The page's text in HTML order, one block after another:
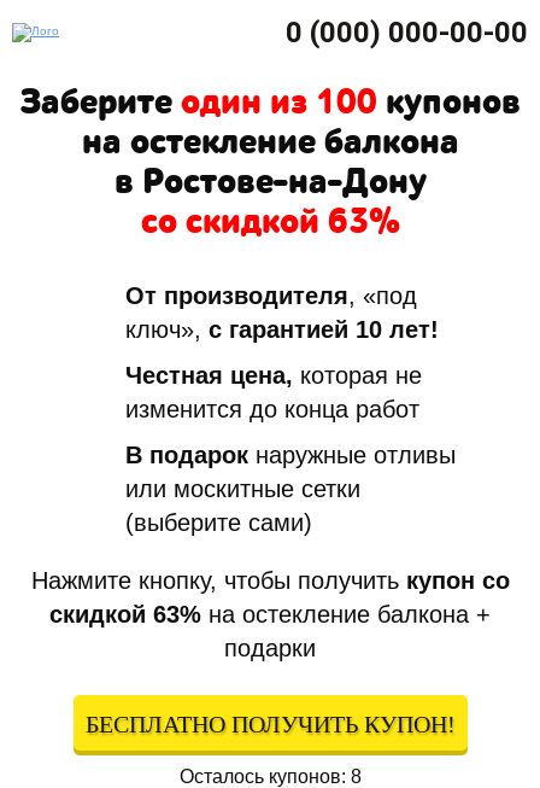
0 (000) 000-00-00
Заберитеодин из 100 купонов
на остекление балкона
в Ростове-на-Дону
со скидкой 63%
От производителя, «под
ключ», с гарантией 10 лет!
Честная цена, которая не
изменится до конца работ
В подарок наружные отливы
или москитные сетки
(выберите сами)
Нажмите кнопку, чтобы получить купон со
скидкой 63% на остекление балкона +
подарки
БЕСПЛАТНО ПОЛУЧИТЬ КУПОН!
Осталось купонов: 8